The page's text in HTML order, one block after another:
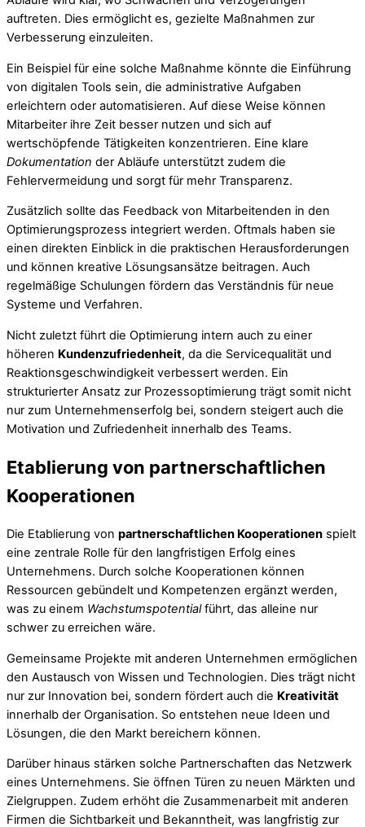
auftreten. Dies ermöglicht es, gezielte Maßnahmen zur
Verbesserung einzuleiten.
Ein Beispiel für eine solche Maßnahme könnte die Einführung
von digitalen Tools sein, die administrative Aufgaben
erleichtern oder automatisieren. Auf diese Weise können
Mitarbeiter ihre Zeit besser nutzen und sich auf
wertschöpfende Tätigkeiten konzentrieren. Eine klare
Dokumentation der Abläufe unterstützt zudem die
Fehlervermeidung und sorgt für mehr Transparenz.
Zusätzlich sollte das Feedback von Mitarbeitenden in den
Optimierungsprozess integriert werden. Oftmals haben sie
einen direkten Einblick in die praktischen Herausforderungen
und können kreative Lösungsansätze beitragen. Auch
regelmäßige Schulungen fördern das Verständnis für neue
Systeme und Verfahren.
Nicht zuletzt führt die Optimierung intern auch zu einer
höheren Kundenzufriedenheit, da die Servicequalität und
Reaktionsgeschwindigkeit verbessert werden. Ein
strukturierter Ansatz zur Prozessoptimierung trägt somit nicht
nur zum Unternehmenserfolg bei, sondern steigert auch die
Motivation und Zufriedenheit innerhalb des Teams.
Etablierung von partnerschaftlichen
Kooperationen
Die Etablierung von partnerschaftlichen Kooperationen spielt
eine zentrale Rolle für den langfristigen Erfolg eines
Unternehmens. Durch solche Kooperationen können
Ressourcen gebündelt und Kompetenzen ergänzt werden,
was zu einem Wachstumspotentialführt, das alleine nur
schwer zu erreichen wäre.
Gemeinsame Projekte mit anderen Unternehmen ermöglichen
den Austausch von Wissen und Technologien. Dies trägt nicht
nur zur Innovation bei, sondern fördert auch die Kreativität
innerhalb der Organisation. So entstehen neue Ideen und
Lösungen, die den Markt bereichern können.
Darüber hinaus stärken solche Partnerschaften das Netzwerk
eines Unternehmens. Sie öffnen Türen zu neuen Märkten und
Zielgruppen. Zudem erhöht die Zusammenarbeit mit anderen
Firmen die Sichtbarkeit und Bekanntheit, was langfristig zur